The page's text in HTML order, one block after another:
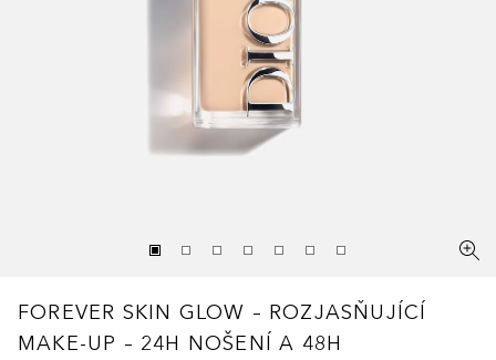
FOREVER SKIN GLOW – ROZJASŇUJÍCÍ
MAKE-UP – 24H NOŠENÍ A 48H